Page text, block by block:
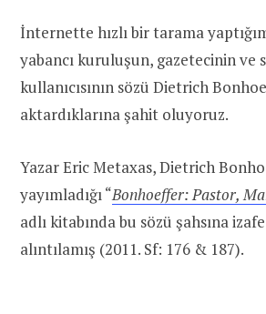
İnternette hızlı bir tarama
yabancı kuruluşun, gazetecinin ve
kullanıcısının sözü Dietrich
aktardıklarına şahit oluyoruz.
Yazar Eric Metaxas, Dietrich
yayımladığı “Bonhoeffer: Pastor,
adlı kitabında bu sözü şahsına
alıntılamış (2011. Sf: 176 & 187).